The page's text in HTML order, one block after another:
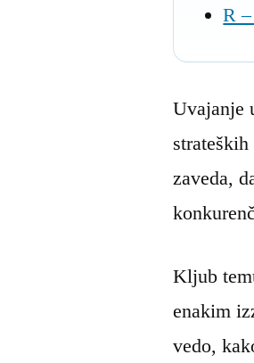
R
Uvajanje
zaveda,
Kljub
enakim
vedo,